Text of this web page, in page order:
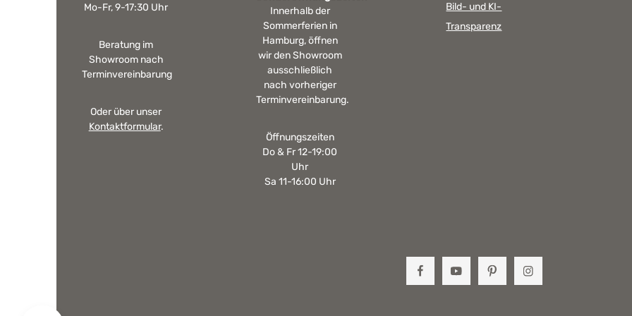
Mo-Fr, 9-17:30 Uhr
Beratung im
Showroom nach
Terminvereinbarung
Oder über unser
Kontaktformular.
Innerhalb der
Sommerferien in
Hamburg, öffnen
wir den Showroom
ausschließlich
nach vorheriger
Terminvereinbarung.
Öffnungszeiten
Do & Fr 12-19:00
Uhr
Sa 11-16:00 Uhr
Bild- und KI-
Transparenz